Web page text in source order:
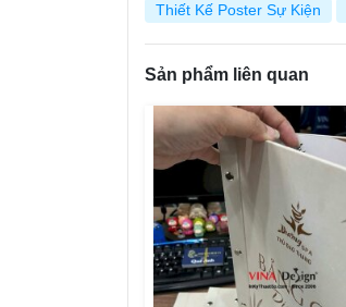
Thiết Kế Poster Sự Kiện
Sản phẩm liên quan